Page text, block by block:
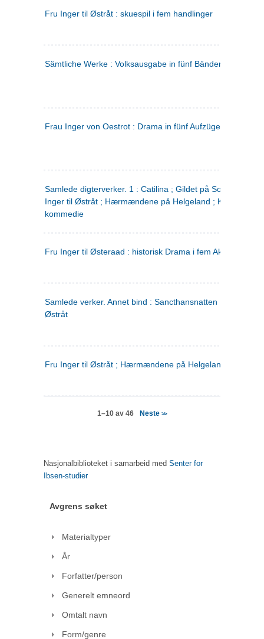
Fru Inger til Østråt : skuespil i fem handlinger
Sämtliche Werke : Volksausgabe in fünf Bänden
Frau Inger von Oestrot : Drama in fünf Aufzügen
Samlede digterverker. 1 : Catilina ; Gildet på Solhaug ; Fru
Inger til Østråt ; Hærmændene på Helgeland ;
kommedie
Fru Inger til Østeraad : historisk Drama i fem Akter
Samlede verker. Annet bind : Sancthansnatten ; Fru Inger
Østråt
Fru Inger til Østråt ; Hærmændene på Helgeland
1–10 av 46 Neste>>
Nasjonalbiblioteket i samarbeid med Senter for
Ibsen-studier
Avgrens søket
Materialtyper
År
Forfatter/person
Generelt emneord
Omtalt navn
Form/genre